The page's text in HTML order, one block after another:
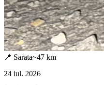
📍 Sarata~47 km
24 iul. 2026